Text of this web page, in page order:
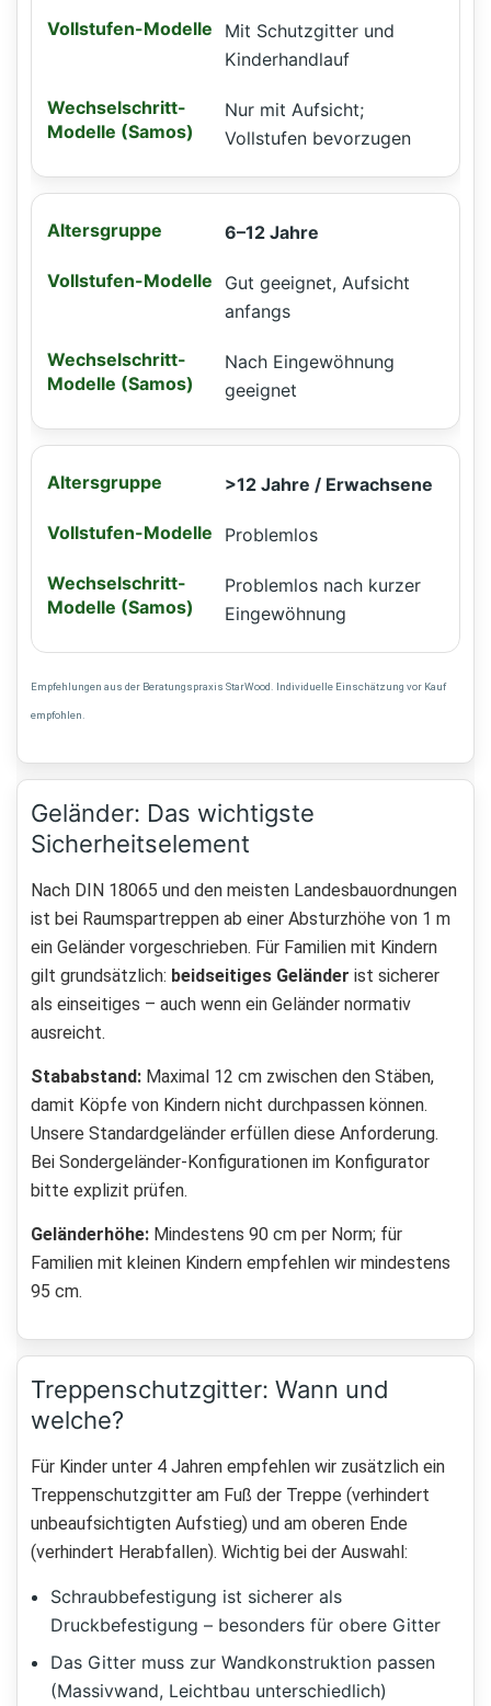
Mit Schutzgitter und
Kinderhandlauf
Nur mit Aufsicht;
Vollstufen bevorzugen
6–12 Jahre
Gut geeignet, Aufsicht
anfangs
Nach Eingewöhnung
geeignet
>12 Jahre / Erwachsene
Problemlos
Problemlos nach kurzer
Eingewöhnung
Empfehlungen aus der Beratungspraxis StarWood. Individuelle Einschätzung vor Kauf
empfohlen.
Geländer: Das wichtigste
Sicherheitselement
Nach DIN 18065 und den meisten Landesbauordnungen
ist bei Raumspartreppen ab einer Absturzhöhe von 1 m
ein Geländer vorgeschrieben. Für Familien mit Kindern
gilt grundsätzlich: beidseitiges Geländer ist sicherer
als einseitiges – auch wenn ein Geländer normativ
ausreicht.
Stababstand: Maximal 12 cm zwischen den Stäben,
damit Köpfe von Kindern nicht durchpassen können.
Unsere Standardgeländer erfüllen diese Anforderung.
Bei Sondergeländer-Konfigurationen im Konfigurator
bitte explizit prüfen.
Geländerhöhe: Mindestens 90 cm per Norm; für
Familien mit kleinen Kindern empfehlen wir mindestens
95 cm.
Treppenschutzgitter: Wann und
welche?
Für Kinder unter 4 Jahren empfehlen wir zusätzlich ein
Treppenschutzgitter am Fuß der Treppe (verhindert
unbeaufsichtigten Aufstieg) und am oberen Ende
(verhindert Herabfallen). Wichtig bei der Auswahl:
Schraubbefestigung ist sicherer als
Druckbefestigung – besonders für obere Gitter
Das Gitter muss zur Wandkonstruktion passen
(Massivwand, Leichtbau unterschiedlich)